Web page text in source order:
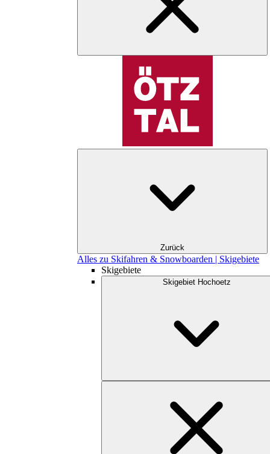
Zurück
Alles zu Skifahren & Snowboarden | Skigebiete
Skigebiete
Skigebiet Hochoetz